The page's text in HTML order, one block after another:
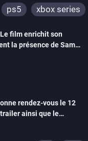
ps5 xbox series
film enrichit son
la présence de Sam
rendez-vous le 12
ainsi que le